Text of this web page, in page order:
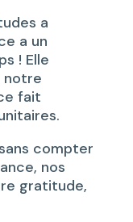
a
a un
! Elle
notre
fait
compter
nos
gratitude,